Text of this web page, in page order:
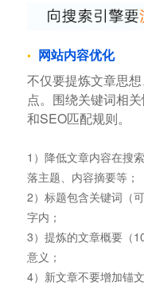
网站内容优化
不仅要提炼文章思
点。围绕关键词相
和SEO匹配规则。
1）降低文章内容在搜
落主题、内容摘要等；
2）标题包含关键词（
字内；
3）提炼的文章概要（
意义；
4）新文章不要增加锚